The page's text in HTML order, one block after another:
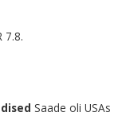
7.8.
Saade oli USAs